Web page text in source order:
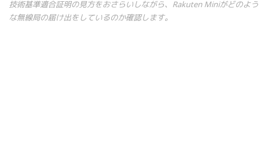
技術基準適合証明の見方をおさらいしながら、Rakuten Miniがどのよう
な無線局の届け出をしているのか確認します。